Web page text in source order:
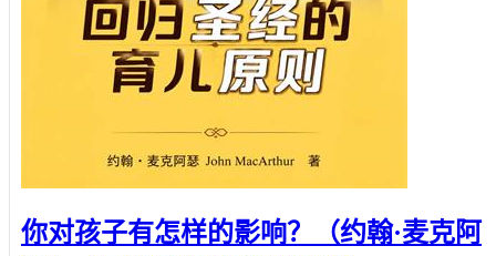
你对孩子有怎样的影响？（约翰·麦克阿